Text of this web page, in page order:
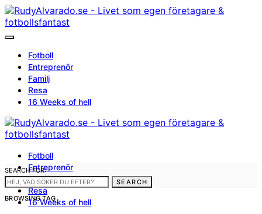
Fotboll
Entreprenör
Familj
Resa
16 Weeks of hell
Fotboll
Entreprenör
Familj
Resa
16 Weeks of hell
SEARCH FOR:
SEARCH
BROWSING TAG